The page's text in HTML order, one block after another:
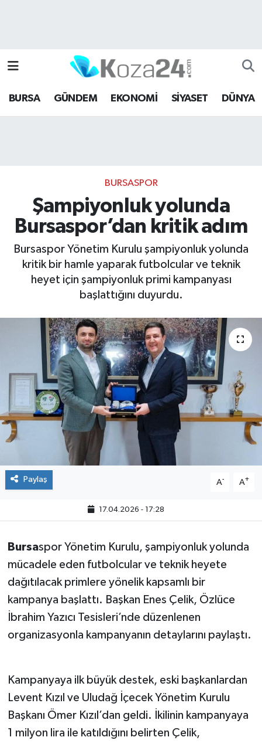
BURSA GÜNDEM EKONOMİ SİYASET DÜNYA
BURSASPOR
Şampiyonluk yolunda
Bursaspor’dan kritik adım
Bursaspor Yönetim Kurulu şampiyonluk yolunda
kritik bir hamle yaparak futbolcular ve teknik
heyet için şampiyonluk primi kampanyası
başlattığını duyurdu.
Paylaş A- A+
17.04.2026 - 17:28
Bursaspor Yönetim Kurulu, şampiyonluk yolunda
mücadele eden futbolcular ve teknik heyete
dağıtılacak primlere yönelik kapsamlı bir
kampanya başlattı. Başkan Enes Çelik, Özlüce
İbrahim Yazıcı Tesisleri’nde düzenlenen
organizasyonla kampanyanın detaylarını paylaştı.
Kampanyaya ilk büyük destek, eski başkanlardan
Levent Kızıl ve Uludağ İçecek Yönetim Kurulu
Başkanı Ömer Kızıl’dan geldi. İkilinin kampanyaya
1 milyon lira ile katıldığını belirten Çelik,
Bursa Hava Durumu
Bursa Namaz Vakitleri
Son Dakika Haberleri
Haber Arşivi